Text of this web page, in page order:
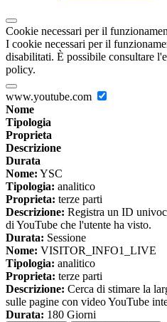
Cookie necessari per il
I cookie necessari per il
disabilitati. È possibile consultare
policy.
www.youtube.com
Nome
Tipologia
Proprieta
Descrizione
Durata
Nome: YSC
Tipologia: analitico
Proprieta: terze parti
Descrizione: Registra un ID
di YouTube che l'utente ha visto.
Durata: Sessione
Nome: VISITOR_INFO1_LIVE
Tipologia: analitico
Proprieta: terze parti
Descrizione: Cerca di stimare la
sulle pagine con video YouTube
Durata: 180 Giorni